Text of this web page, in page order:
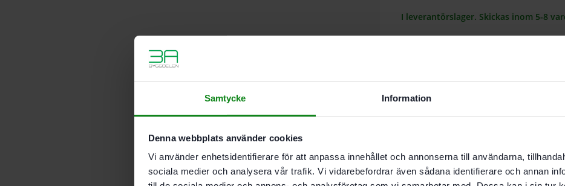
Samtycke Information
Denna webbplats använder cookies
Vi använder enhetsidentifierare för att anpassa innehållet och annonserna till användarna,
sociala medier och analysera vår trafik. Vi vidarebefordrar även sådana identifierare och annan
I leverantörslager. Skickas inom 5-8
Utdragbar hylla för förvaring av
Säkert genom kompletteringsbart lås.
tack vare de överskådliga textfälten.
Kan dras ut helt så att SYSTAINER-
Recensioner (0)